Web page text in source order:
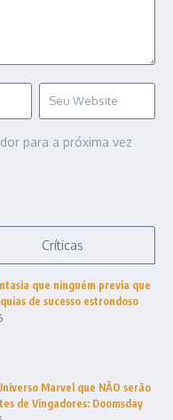
para a próxima vez
Críticas
que ninguém previa que
de sucesso estrondoso
Marvel que NÃO serão
de Vingadores: Doomsday